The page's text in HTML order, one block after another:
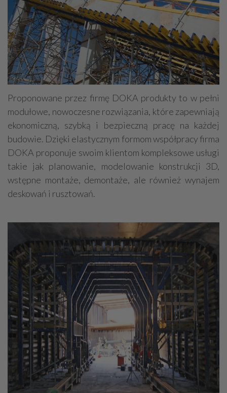
Proponowane przez firmę DOKA produkty to w pełni
modułowe, nowoczesne rozwiązania, które zapewniają
ekonomiczną, szybką i bezpieczną pracę na każdej
budowie. Dzięki elastycznym formom współpracy firma
DOKA proponuje swoim klientom kompleksowe usługi
takie jak planowanie, modelowanie konstrukcji 3D,
wstępne montaże, demontaże, ale również wynajem
deskowań i rusztowań.